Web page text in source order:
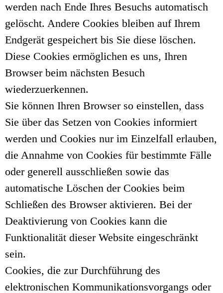
werden nach Ende Ihres Besuchs automatisch
gelöscht. Andere Cookies bleiben auf Ihrem
Endgerät gespeichert bis Sie diese löschen.
Diese Cookies ermöglichen es uns, Ihren
Browser beim nächsten Besuch
wiederzuerkennen.
Sie können Ihren Browser so einstellen, dass
Sie über das Setzen von Cookies informiert
werden und Cookies nur im Einzelfall erlauben,
die Annahme von Cookies für bestimmte Fälle
oder generell ausschließen sowie das
automatische Löschen der Cookies beim
Schließen des Browser aktivieren. Bei der
Deaktivierung von Cookies kann die
Funktionalität dieser Website eingeschränkt
sein.
Cookies, die zur Durchführung des
elektronischen Kommunikationsvorgangs oder